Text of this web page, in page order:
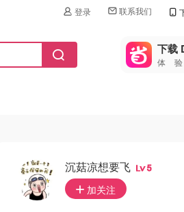
登录 联系我们
🇨🇳
下载
体
沉菇凉想要飞 5
加关注